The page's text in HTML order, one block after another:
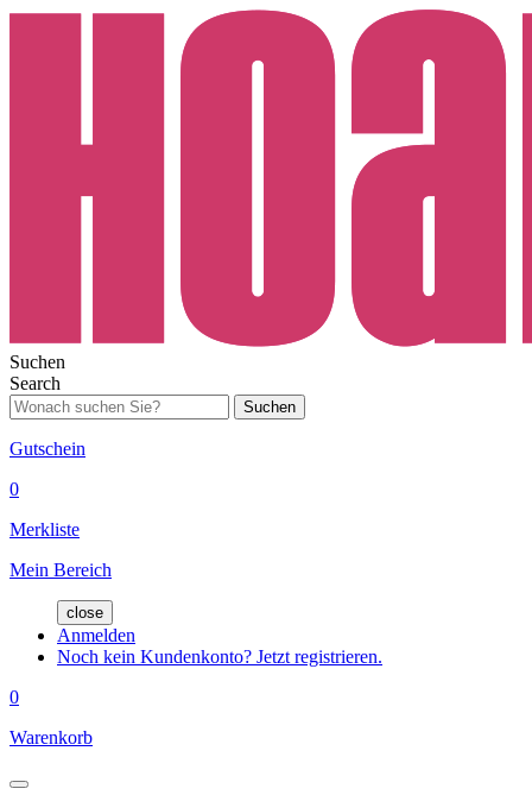
Suchen
Search
Suchen
Gutschein
0
Merkliste
Mein Bereich
close
Anmelden
Noch kein Kundenkonto? Jetzt registrieren.
0
Warenkorb